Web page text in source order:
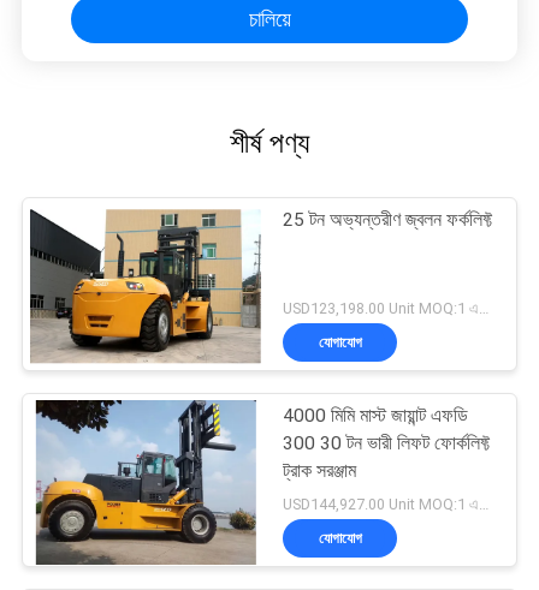
চালিয়ে
শীর্ষ পণ্য
25 টন অভ্যন্তরীণ জ্বলন ফর্কলিফ্ট
USD123,198.00 Unit MOQ:1 একক
যোগাযোগ
4000 মিমি মাস্ট জায়ান্ট এফডি
300 30 টন ভারী লিফট ফোর্কলিফ্ট
ট্রাক সরঞ্জাম
যোগাযোগ